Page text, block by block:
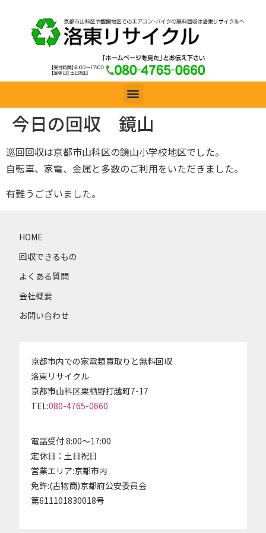
今日の回収 鏡山
巡回回収は京都市山科区の鏡山小学校地区でした。
自転車、家電、金属と多数のご利用をいただきました。
有難うございました。
HOME
回収できるもの
よくある質問
会社概要
お問い合わせ
京都市内での家電類買取りと無料回収
洛東リサイクル
京都市山科区栗栖野打越町7-17
TEL:080-4765-0660
電話受付 8:00～17:00
定休日：土日祝日
営業エリア:京都市内
免許:(古物商)京都府公安委員会
第611101830018号